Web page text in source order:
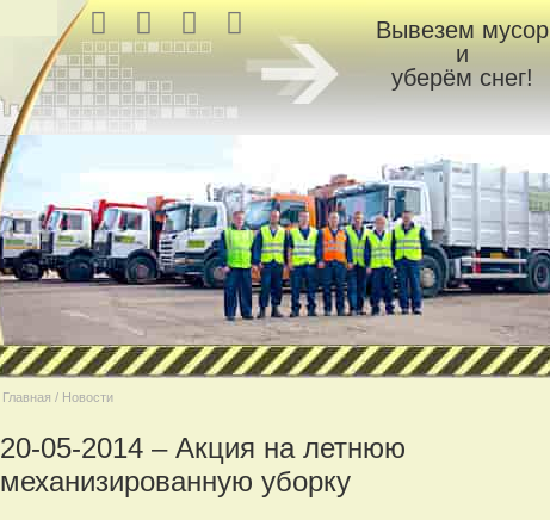
Вывезем мусор
и
уберём снег!
Главная / Новости
20-05-2014 – Акция на летнюю
механизированную уборку